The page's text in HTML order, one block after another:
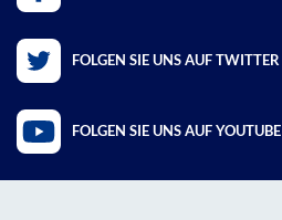
FOLGEN SIE UNS AUF TWITTER
FOLGEN SIE UNS AUF YOUTUBE